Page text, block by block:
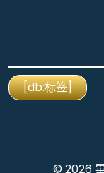
[db:标签]
© 2026